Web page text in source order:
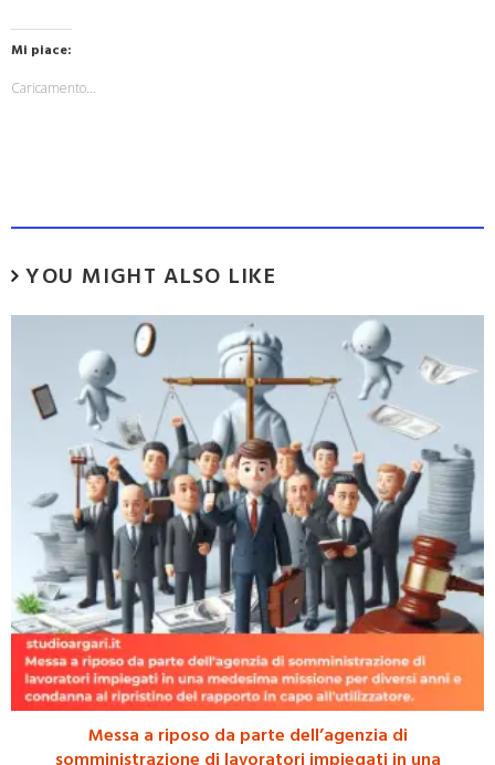
Mi piace:
Caricamento...
YOU MIGHT ALSO LIKE
Messa a riposo da parte dell’agenzia di